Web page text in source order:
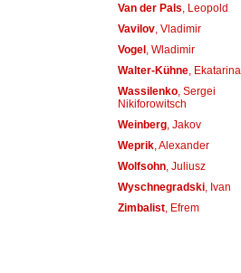
Van der Pals , Leopold
Vavilov, Vladimir
Vogel, Wladimir
Walter-Kühne, Ekatarina
Wassilenko, Sergei
Nikiforowitsch
Weinberg, Jakov
Weprik, Alexander
Wolfsohn, Juliusz
Wyschnegradski, Ivan
Zimbalist, Efrem